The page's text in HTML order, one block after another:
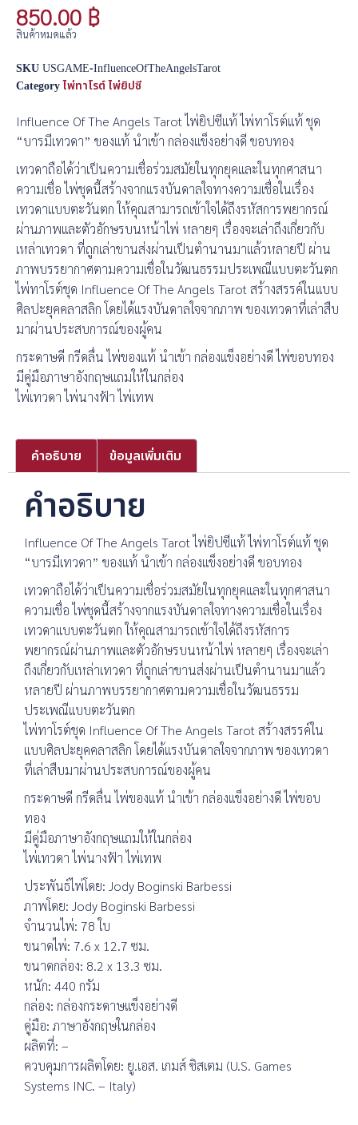
850.00 ฿
สินค้าหมดแล้ว
SKUUSGAME-InfluenceOfTheAngelsTarot
Categoryไพ่ทาโรต์ ไพ่ยิปซี
Influence Of The Angels Tarot ไพ่ยิปซีแท้ ไพ่ทาโรต์แท้ ชุด
“บารมีเทวดา” ของแท้ นำเข้า กล่องแข็งอย่างดี ขอบทอง
เทวดาถือได้ว่าเป็นความเชื่อร่วมสมัยในทุกยุคและในทุกศาสนา
ความเชื่อ ไพ่ชุดนี้สร้างจากแรงบันดาลใจทางความเชื่อในเรื่อง
เทวดาแบบตะวันตก ให้คุณสามารถเข้าใจได้ถึงรหัสการพยากรณ์
ผ่านภาพและตัวอักษรบนหน้าไพ่ หลายๆ เรื่องจะเล่าถึงเกี่ยวกับ
เหล่าเทวดา ที่ถูกเล่าขานส่งผ่านเป็นตำนานมาแล้วหลายปี ผ่าน
ภาพบรรยากาศตามความเชื่อในวัฒนธรรมประเพณีแบบตะวันตก
ไพ่ทาโรต์ชุด Influence Of The Angels Tarot สร้างสรรค์ในแบบ
ศิลปะยุคคลาสลิก โดยได้แรงบันดาลใจจากภาพ ของเทวดาที่เล่าสืบ
มาผ่านประสบการณ์ของผู้คน
กระดาษดี กรีดลื่น ไพ่ของแท้ นำเข้า กล่องแข็งอย่างดี ไพ่ขอบทอง
มีคู่มือภาษาอังกฤษแถมให้ในกล่อง
ไพ่เทวดา ไพ่นางฟ้า ไพ่เทพ
คำอธิบาย ข้อมูลเพิ่มเติม
คำอธิบาย
Influence Of The Angels Tarot ไพ่ยิปซีแท้ ไพ่ทาโรต์แท้ ชุด
“บารมีเทวดา” ของแท้ นำเข้า กล่องแข็งอย่างดี ขอบทอง
เทวดาถือได้ว่าเป็นความเชื่อร่วมสมัยในทุกยุคและในทุกศาสนา
ความเชื่อ ไพ่ชุดนี้สร้างจากแรงบันดาลใจทางความเชื่อในเรื่อง
เทวดาแบบตะวันตก ให้คุณสามารถเข้าใจได้ถึงรหัสการ
พยากรณ์ผ่านภาพและตัวอักษรบนหน้าไพ่ หลายๆ เรื่องจะเล่า
ถึงเกี่ยวกับเหล่าเทวดา ที่ถูกเล่าขานส่งผ่านเป็นตำนานมาแล้ว
หลายปี ผ่านภาพบรรยากาศตามความเชื่อในวัฒนธรรม
ประเพณีแบบตะวันตก
ไพ่ทาโรต์ชุด Influence Of The Angels Tarot สร้างสรรค์ใน
แบบศิลปะยุคคลาสลิก โดยได้แรงบันดาลใจจากภาพ ของเทวดา
ที่เล่าสืบมาผ่านประสบการณ์ของผู้คน
กระดาษดี กรีดลื่น ไพ่ของแท้ นำเข้า กล่องแข็งอย่างดี ไพ่ขอบ
ทอง
มีคู่มือภาษาอังกฤษแถมให้ในกล่อง
ไพ่เทวดา ไพ่นางฟ้า ไพ่เทพ
ประพันธ์ไพ่โดย: Jody Boginski Barbessi
ภาพโดย: Jody Boginski Barbessi
จำนวนไพ่: 78 ใบ
ขนาดไพ่: 7.6 x 12.7 ซม.
ขนาดกล่อง: 8.2 x 13.3 ซม.
หนัก: 440 กรัม
กล่อง: กล่องกระดาษแข็งอย่างดี
คู่มือ: ภาษาอังกฤษในกล่อง
ผลิตที่: –
ควบคุมการผลิตโดย: ยู.เอส. เกมส์ ซิสเตม (U.S. Games
Systems INC. – Italy)